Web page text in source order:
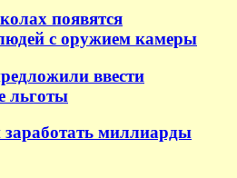
появятся
с оружием камеры
ввести
льготы
миллиарды